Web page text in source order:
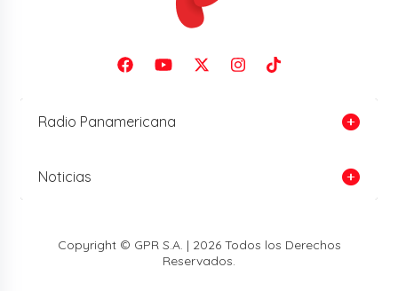
Radio Panamericana
Noticias
Copyright © GPR S.A. | 2026 Todos los Derechos
Reservados.